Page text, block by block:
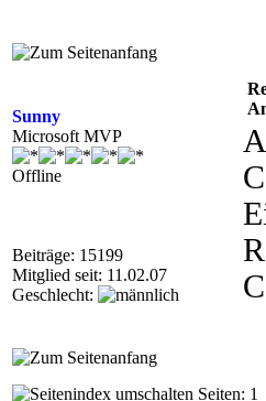
Sunny
Microsoft MVP
Offline
Beiträge: 15199
Mitglied seit: 11.02.07
Geschlecht:
Seiten: 1